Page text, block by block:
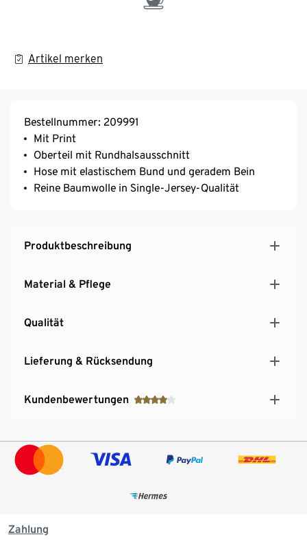
Artikel merken
Bestellnummer: 209991
Mit Print
Oberteil mit Rundhalsausschnitt
Hose mit elastischem Bund und geradem Bein
Reine Baumwolle in Single-Jersey-Qualität
Produktbeschreibung
Material & Pflege
Qualität
Lieferung & Rücksendung
Kundenbewertungen
Zahlung